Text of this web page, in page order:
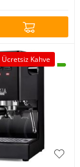
Ücretsiz Kahve